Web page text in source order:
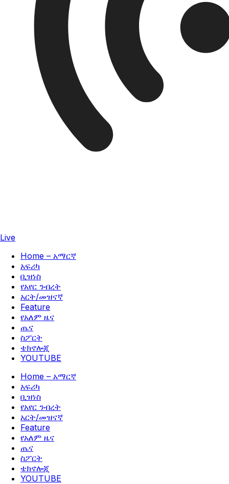
Live
Home – አማርኛ
አፍሪካ
ቢዝነስ
የአየር ንብረት
አርት/መዝናኛ
Feature
የአለም ዜና
ጤና
ስፖርት
ቴክኖሎጂ
YOUTUBE
Home – አማርኛ
አፍሪካ
ቢዝነስ
የአየር ንብረት
አርት/መዝናኛ
Feature
የአለም ዜና
ጤና
ስፖርት
ቴክኖሎጂ
YOUTUBE